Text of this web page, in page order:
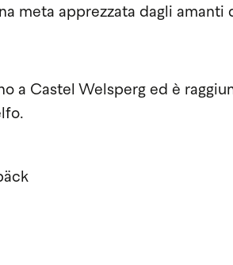
meta apprezzata dagli amanti
a Castel Welsperg ed è